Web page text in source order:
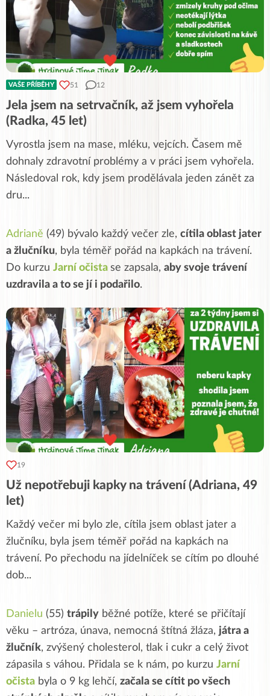
VAŠE PŘÍBĚHY 51 12
Jela jsem na setrvačník, až jsem vyhořela
(Radka, 45 let)
Vyrostla jsem na mase, mléku, vejcích. Časem mě
dohnaly zdravotní problémy a v práci jsem vyhořela.
Následoval rok, kdy jsem prodělávala jeden zánět za
dru...
Adrianě (49) bývalo každý večer zle, cítila oblast jater
a žlučníku, byla téměř pořád na kapkách na trávení.
Do kurzu Jarní očista se zapsala, aby svoje trávení
uzdravila a to se jí i podařilo.
19
Už nepotřebuji kapky na trávení (Adriana, 49
let)
Každý večer mi bylo zle, cítila jsem oblast jater a
žlučníku, byla jsem téměř pořád na kapkách na
trávení. Po přechodu na jídelníček se cítím po dlouhé
dob...
Danielu (55) trápily běžné potíže, které se přičítají
věku – artróza, únava, nemocná štítná žláza, játra a
žlučník, zvýšený cholesterol, tlak i cukr a celý život
zápasila s váhou. Přidala se k nám, po kurzu Jarní
očista byla o 9 kg lehčí, začala se cítit po všech